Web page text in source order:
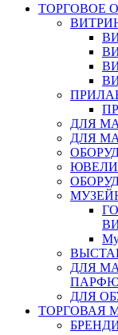
ТОРГОВОЕ
ДЛЯ
ДЛЯ
ДЛЯ
ДЛЯ
ТОРГОВАЯ